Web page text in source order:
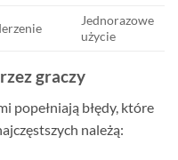
Jednorazowe
użycie
graczy
popełniają błędy, które
należą: